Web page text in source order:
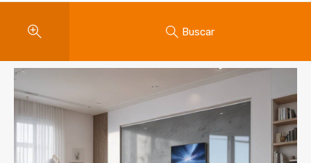
Buscar